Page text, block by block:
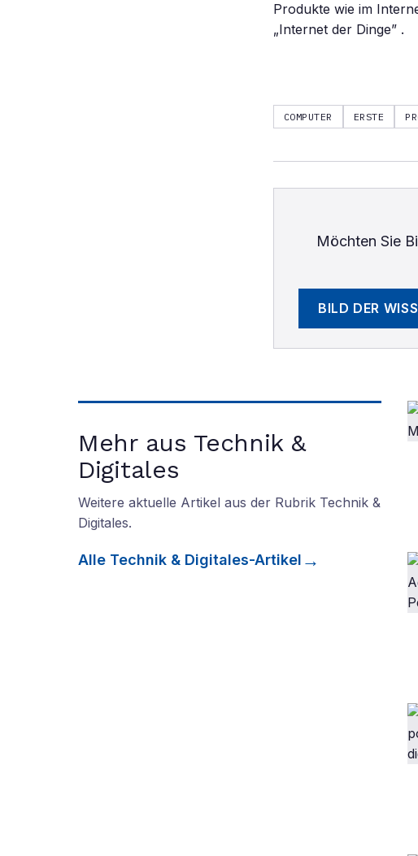
Produkte wie im
„Internet der Dinge” .
COMPUTER ERSTE
Möchten Sie
BILD DER
Mehr aus Technik &
Digitales
Weitere aktuelle Artikel aus der Rubrik Technik &
Digitales.
Alle Technik & Digitales-Artikel